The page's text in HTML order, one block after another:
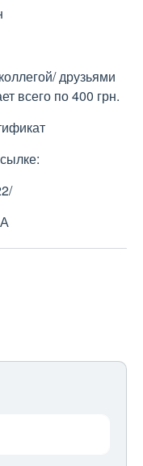
друзьями
всего по 400 грн.